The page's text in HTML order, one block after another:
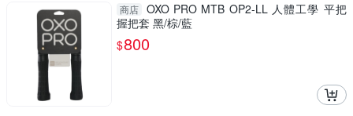
商店 OXO PRO MTB OP2-LL 人體工學 平把
握把套 黑/棕/藍
$800